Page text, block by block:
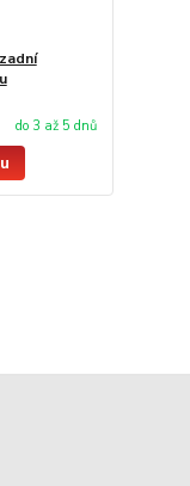
do 3 až 5 dnů